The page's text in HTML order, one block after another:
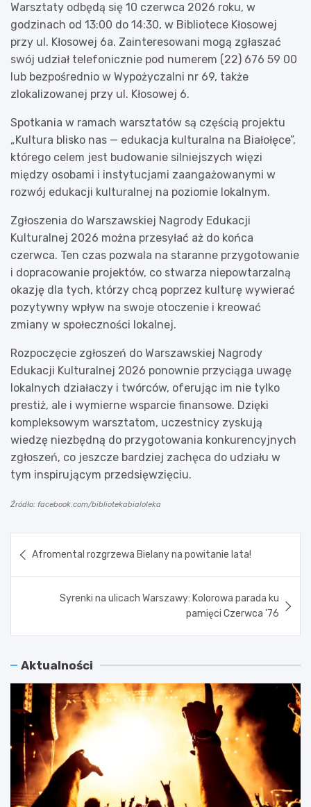
Warsztaty odbędą się 10 czerwca 2026 roku, w
godzinach od 13:00 do 14:30, w Bibliotece Kłosowej
przy ul. Kłosowej 6a. Zainteresowani mogą zgłaszać
swój udział telefonicznie pod numerem (22) 676 59 00
lub bezpośrednio w Wypożyczalni nr 69, także
zlokalizowanej przy ul. Kłosowej 6.
Spotkania w ramach warsztatów są częścią projektu
„Kultura blisko nas — edukacja kulturalna na Białołęce”,
którego celem jest budowanie silniejszych więzi
między osobami i instytucjami zaangażowanymi w
rozwój edukacji kulturalnej na poziomie lokalnym.
Zgłoszenia do Warszawskiej Nagrody Edukacji
Kulturalnej 2026 można przesyłać aż do końca
czerwca. Ten czas pozwala na staranne przygotowanie
i dopracowanie projektów, co stwarza niepowtarzalną
okazję dla tych, którzy chcą poprzez kulturę wywierać
pozytywny wpływ na swoje otoczenie i kreować
zmiany w społeczności lokalnej.
Rozpoczęcie zgłoszeń do Warszawskiej Nagrody
Edukacji Kulturalnej 2026 ponownie przyciąga uwagę
lokalnych działaczy i twórców, oferując im nie tylko
prestiż, ale i wymierne wsparcie finansowe. Dzięki
kompleksowym warsztatom, uczestnicy zyskują
wiedzę niezbędną do przygotowania konkurencyjnych
zgłoszeń, co jeszcze bardziej zachęca do udziału w
tym inspirującym przedsięwzięciu.
Źródło: facebook.com/bibliotekabialoleka
wpisu
Afromental rozgrzewa Bielany na powitanie lata!
Syrenki na ulicach Warszawy: Kolorowa parada ku
pamięci Czerwca ’76
Aktualności